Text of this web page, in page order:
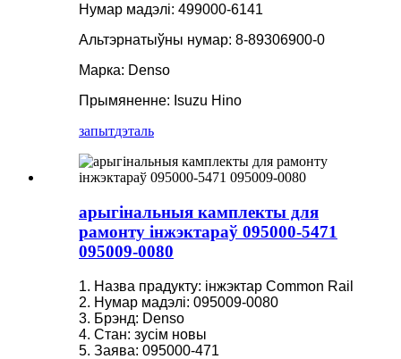
Нумар мадэлі: 499000-6141
Альтэрнатыўны нумар: 8-89306900-0
Марка: Denso
Прымяненне: Isuzu Hino
запытдэталь
арыгінальныя камплекты для
рамонту інжэктараў 095000-5471
095009-0080
1. Назва прадукту: інжэктар Common Rail
2. Нумар мадэлі: 095009-0080
3. Брэнд: Denso
4. Стан: зусім новы
5. Заява: 095000-471